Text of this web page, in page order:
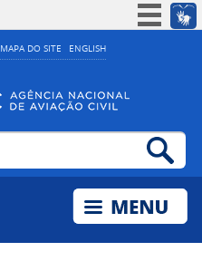
MAPA DO SITE ENGLISH
Simplifique!
Acesso à informação
Legislação